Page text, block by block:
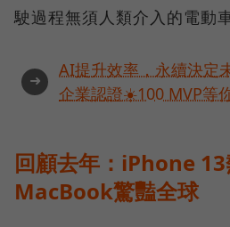
駛過程無須人類介入的電動車
➜
AI提升效率，永續決定
企業認證☀️100 MVP等
回顧去年：iPhone 13
MacBook驚豔全球